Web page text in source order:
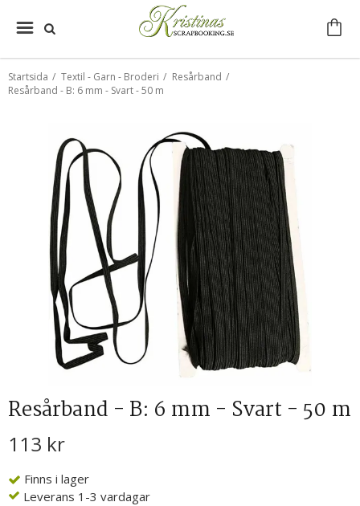
Startsida / Textil - Garn - Broderi / Resårband /
Resårband - B: 6 mm - Svart - 50 m
Resårband - B: 6 mm - Svart - 50 m
113 kr
Finns i lager
Leverans 1-3 vardagar